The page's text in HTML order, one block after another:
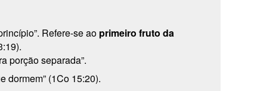
Refere-se ao primeiro fruto da
porção separada”.
dormem” (1Co 15:20).